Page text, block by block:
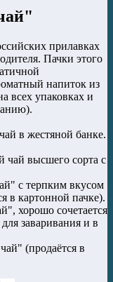
прилавках
Пачки этого
напиток из
всех упаковках и
в жестяной банке.
чай высшего сорта с
с терпким вкусом
в картонной пачке).
хорошо сочетается
заваривания и в
(продаётся в